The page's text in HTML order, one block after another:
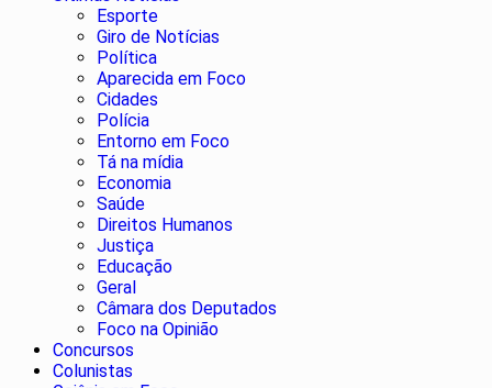
Esporte
Giro de Notícias
Política
Aparecida em Foco
Cidades
Polícia
Entorno em Foco
Tá na mídia
Economia
Saúde
Direitos Humanos
Justiça
Educação
Geral
Câmara dos Deputados
Foco na Opinião
Concursos
Colunistas